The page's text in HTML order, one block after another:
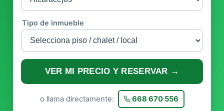
Tipo de inmueble
VER MI PRECIO Y RESERVAR →
o llama directamente: 668 670 556